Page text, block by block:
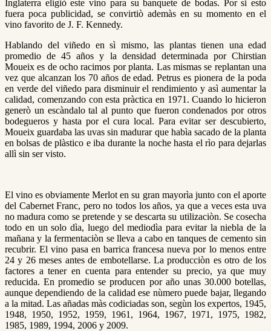
Inglaterra eligiò este vino para su banquete de bodas. Por si esto
fuera poca publicidad, se convirtiò ademàs en su momento en el
vino favorito de J. F. Kennedy.
Hablando del viñedo en sì mismo, las plantas tienen una edad
promedio de 45 años y la densidad determinada por Chirstian
Moueix es de ocho racimos por planta. Las mismas se replantan una
vez que alcanzan los 70 años de edad. Petrus es pionera de la poda
en verde del viñedo para disminuir el rendimiento y asì aumentar la
calidad, comenzando con esta pràctica en 1971. Cuando lo hicieron
generò un escàndalo tal al punto que fueron condenados por otros
bodegueros y hasta por el cura local. Para evitar ser descubierto,
Moueix guardaba las uvas sin madurar que habìa sacado de la planta
en bolsas de plàstico e iba durante la noche hasta el rìo para dejarlas
allì sin ser visto.
El vino es obviamente Merlot en su gran mayorìa junto con el aporte
del Cabernet Franc, pero no todos los años, ya que a veces esta uva
no madura como se pretende y se descarta su utilizaciòn. Se cosecha
todo en un solo dìa, luego del mediodìa para evitar la niebla de la
mañana y la fermentaciòn se lleva a cabo en tanques de cemento sin
recubrir. El vino pasa en barrica francesa nueva por lo menos entre
24 y 26 meses antes de embotellarse. La producciòn es otro de los
factores a tener en cuenta para entender su precio, ya que muy
reducida. En promedio se producen por año unas 30.000 botellas,
aunque dependiendo de la calidad ese nùmero puede bajar, llegando
a la mitad. Las añadas màs codiciadas son, segùn los expertos, 1945,
1948, 1950, 1952, 1959, 1961, 1964, 1967, 1971, 1975, 1982,
1985, 1989, 1994, 2006 y 2009.